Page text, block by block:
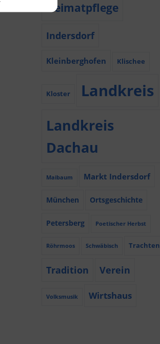
Heimatpflege
Indersdorf
Kleinberghofen Klischee
Kloster Landkreis
Landkreis
Dachau
Maibaum Markt Indersdorf
München Ortsgeschichte
Petersberg Poetischer Herbst
Röhrmoos Schwäbisch Trachten
Tradition Verein
Volksmusik Wirtshaus